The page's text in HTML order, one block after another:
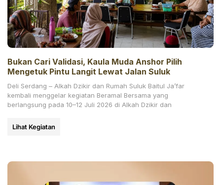
Bukan Cari Validasi, Kaula Muda Anshor Pilih
Mengetuk Pintu Langit Lewat Jalan Suluk
Deli Serdang – Alkah Dzikir dan Rumah Suluk Baitul Ja’far
kembali menggelar kegiatan Beramal Bersama yang
berlangsung pada 10–12 Juli 2026 di Alkah Dzikir dan
Lihat Kegiatan